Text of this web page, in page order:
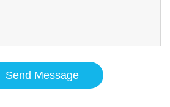
Send Message